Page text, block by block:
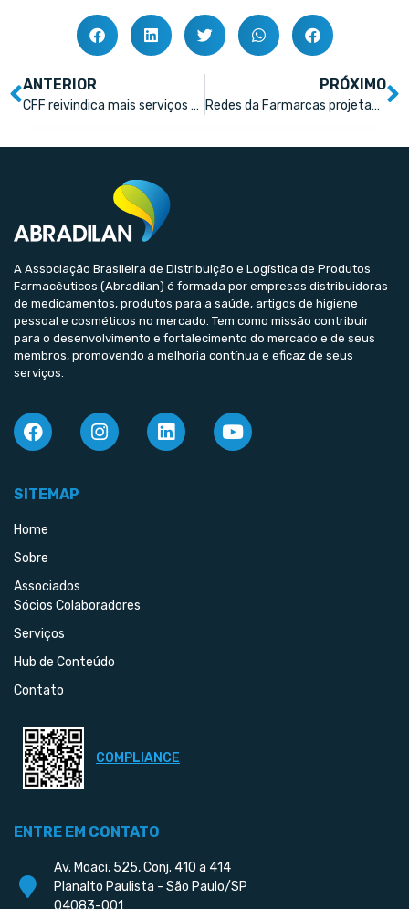
ANTERIOR
CFF reivindica mais serviços farmacêuticos em carta a presidenciáveis
PRÓXIMO
Redes da Farmarcas projetam R$ 6 bilhões de faturamento
A Associação Brasileira de Distribuição e Logística de Produtos
Farmacêuticos (Abradilan) é formada por empresas distribuidoras
de medicamentos, produtos para a saúde, artigos de higiene
pessoal e cosméticos no mercado. Tem como missão contribuir
para o desenvolvimento e fortalecimento do mercado e de seus
membros, promovendo a melhoria contínua e eficaz de seus
serviços.
SITEMAP
Home
Sobre
Associados
Sócios Colaboradores
Serviços
Hub de Conteúdo
Contato
COMPLIANCE
ENTRE EM CONTATO
Av. Moaci, 525, Conj. 410 a 414
Planalto Paulista - São Paulo/SP
04083-001